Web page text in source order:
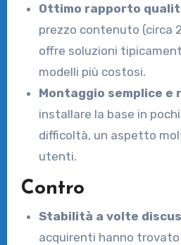
Ottimo rapporto
prezzo contenuto (circa
offre soluzioni
modelli più costosi.
Montaggio semplice e
installare la base in
difficoltà, un aspetto
utenti.
Contro
Stabilità a volte
acquirenti hanno